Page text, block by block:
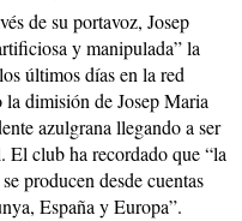
de su portavoz, Josep
y manipulada” la
últimos días en la red
dimisión de Josep Maria
azulgrana llegando a ser
club ha recordado que “la
producen desde cuentas
España y Europa”.